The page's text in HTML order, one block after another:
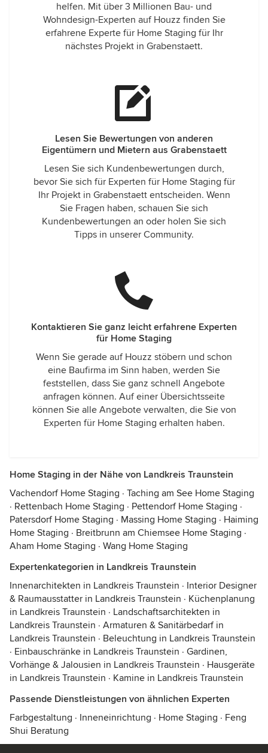
helfen. Mit über 3 Millionen Bau- und
Wohndesign-Experten auf Houzz finden Sie
erfahrene Experte für Home Staging für Ihr
nächstes Projekt in Grabenstaett.
Lesen Sie Bewertungen von anderen
Eigentümern und Mietern aus Grabenstaett
Lesen Sie sich Kundenbewertungen durch,
bevor Sie sich für Experten für Home Staging für
Ihr Projekt in Grabenstaett entscheiden. Wenn
Sie Fragen haben, schauen Sie sich
Kundenbewertungen an oder holen Sie sich
Tipps in unserer Community.
Kontaktieren Sie ganz leicht erfahrene Experten
für Home Staging
Wenn Sie gerade auf Houzz stöbern und schon
eine Baufirma im Sinn haben, werden Sie
feststellen, dass Sie ganz schnell Angebote
anfragen können. Auf einer Übersichtsseite
können Sie alle Angebote verwalten, die Sie von
Experten für Home Staging erhalten haben.
Home Staging in der Nähe von Landkreis Traunstein
Vachendorf Home Staging · Taching am See Home Staging
· Rettenbach Home Staging · Pettendorf Home Staging ·
Patersdorf Home Staging · Massing Home Staging · Haiming
Home Staging · Breitbrunn am Chiemsee Home Staging ·
Aham Home Staging · Wang Home Staging
Expertenkategorien in Landkreis Traunstein
Innenarchitekten in Landkreis Traunstein · Interior Designer
& Raumausstatter in Landkreis Traunstein · Küchenplanung
in Landkreis Traunstein · Landschaftsarchitekten in
Landkreis Traunstein · Armaturen & Sanitärbedarf in
Landkreis Traunstein · Beleuchtung in Landkreis Traunstein
· Einbauschränke in Landkreis Traunstein · Gardinen,
Vorhänge & Jalousien in Landkreis Traunstein · Hausgeräte
in Landkreis Traunstein · Kamine in Landkreis Traunstein
Passende Dienstleistungen von ähnlichen Experten
Farbgestaltung · Inneneinrichtung · Home Staging · Feng
Shui Beratung